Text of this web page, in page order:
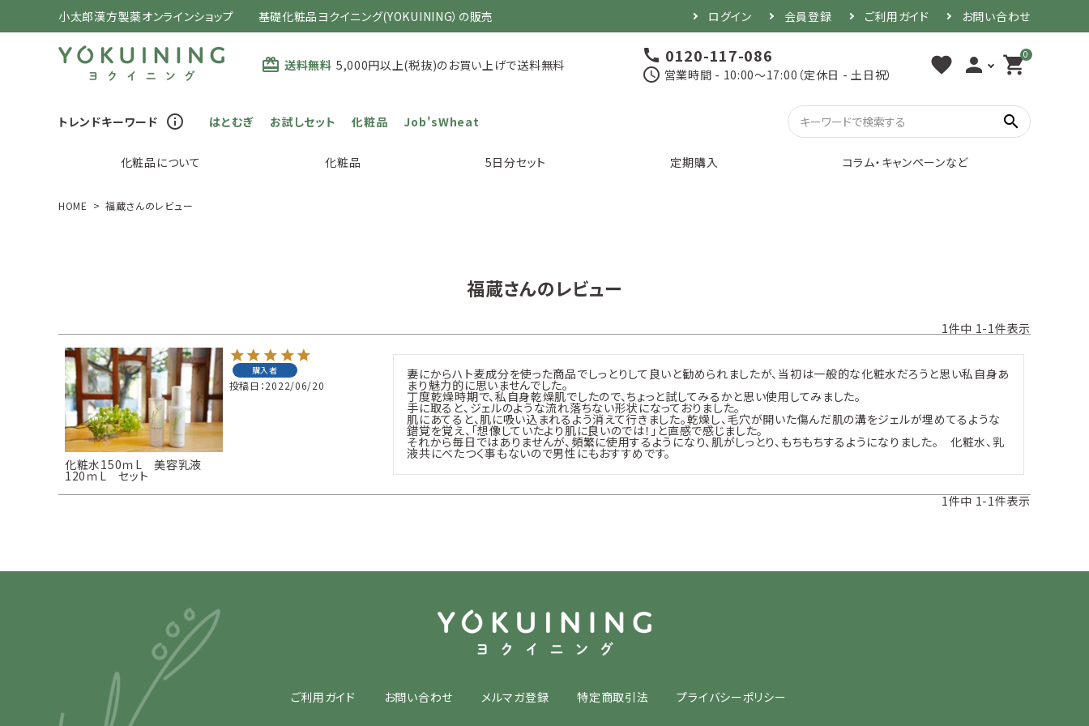
小太郎漢方製薬オンラインショップ 基礎化粧品ヨクイニング(YOKUINING）の販売 ログイン 会員登録 ご利用ガイド お問い合わせ
card_giftcard 送料無料 5,000円以上(税抜)のお買い上げで送料無料 call 0120-117-086
schedule 営業時間 - 10:00～17:00（定休日 - 土日祝） favorite person 0
shopping_cart
トレンドキーワード info_outline はとむぎ お試しセット 化粧品 Job'sWheat search
化粧品について 化粧品 5日分セット 定期購入 コラム・キャンペーンなど
HOME 福蔵さんのレビュー
福蔵さんのレビュー
1件中 1-1件表示
化粧水150ｍL 美容乳液
120ｍL セット
購入者
投稿日 2022/06/20
妻にからハト麦成分を使った商品でしっとりして良いと勧められましたが、当初は一般的な化粧水だろうと思い私自身あ
まり魅力的に思いませんでした。
丁度乾燥時期で、私自身乾燥肌でしたので、ちょっと試してみるかと思い使用してみました。
手に取ると、ジェルのような流れ落ちない形状になっておりました。
肌にあてると、肌に吸い込まれるよう消えて行きました。乾燥し、毛穴が開いた傷んだ肌の溝をジェルが埋めてるような
錯覚を覚え、「想像していたより肌に良いのでは！」と直感で感じました。
それから毎日ではありませんが、頻繁に使用するようになり、肌がしっとり、もちもちするようになりました。　化粧水、乳
液共にべたつく事もないので男性にもおすすめです。
1件中 1-1件表示
ご利用ガイド お問い合わせ メルマガ登録 特定商取引法 プライバシーポリシー